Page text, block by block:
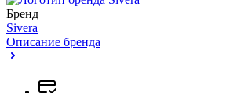
Бренд
Sivera
Описание бренда